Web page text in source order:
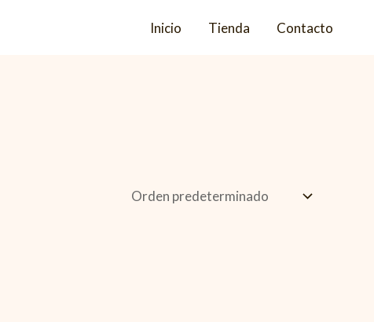
Inicio Tienda Contacto